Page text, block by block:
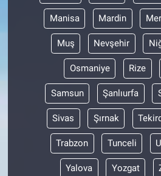
Manisa Mardin
Muş Nevşehir
Osmaniye Rize
Samsun Şanlıurfa
Sivas Şırnak
Trabzon Tunceli
Yalova Yozgat